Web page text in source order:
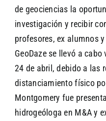
de geociencias la
investigación y recibir
profesores, ex alumnos
GeoDaze se llevó a
24 de abril, debido a las
distanciamiento físico
Montgomery fue
hidrogeóloga en M&A y